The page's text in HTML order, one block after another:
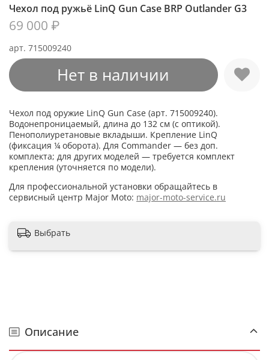
арт. 715009240
Чехол под ружьё LinQ Gun Case BRP Outlander G3
69 000 ₽
Нет в наличии
Чехол под оружие LinQ Gun Case (арт. 715009240).
Водонепроницаемый, длина до 132 см (с оптикой).
Пенополиуретановые вкладыши. Крепление LinQ
(фиксация ¼ оборота). Для Commander — без доп.
комплекта; для других моделей — требуется комплект
крепления (уточняется по модели).
Для профессиональной установки обращайтесь в
сервисный центр Major Moto: major-moto-service.ru
Выбрать
Описание